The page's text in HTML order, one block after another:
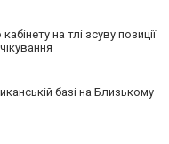
на тлі зсуву позиції
базі на Близькому